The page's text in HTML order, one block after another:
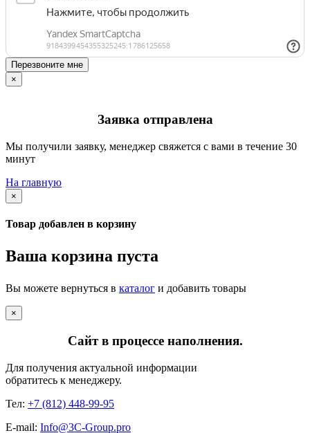
Перезвоните мне
×
Заявка отправлена
Мы получили заявку, менеджер свяжется с вами в течение 30
минут
На главную
×
Товар добавлен в корзину
Ваша корзина пуста
Вы можете вернуться в каталог и добавить товары
×
Сайт в процессе наполнения.
Для получения актуальной информации
обратитесь к менеджеру.
Тел: +7 (812) 448-99-95
E-mail: Info@3C-Group.pro